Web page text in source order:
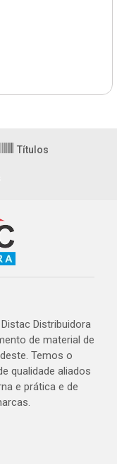
Títulos
Distribuidora
de material de
Temos o
qualidade aliados
e prática e de